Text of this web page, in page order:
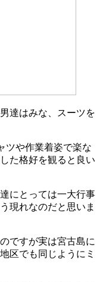
達はみな、スーツを
ツや作業着姿で楽な
た格好を観ると良い
にとっては一大行事
現れなのだと思いま
ですが実は宮古島に
区でも同じようにミ